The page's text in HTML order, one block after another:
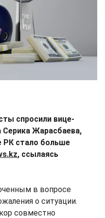
спросили вице-
Серика Жарасбаева,
РК стало больше
, ссылаясь
в вопросе
о ситуации.
совместно